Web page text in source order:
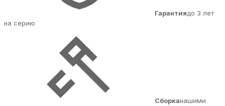
Гарантиядо 3 лет
на серию
Сборканашими